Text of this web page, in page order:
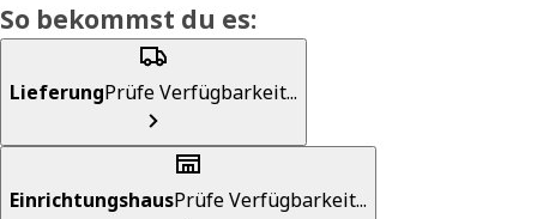
So bekommst du es:
LieferungPrüfe Verfügbarkeit...
EinrichtungshausPrüfe Verfügbarkeit...